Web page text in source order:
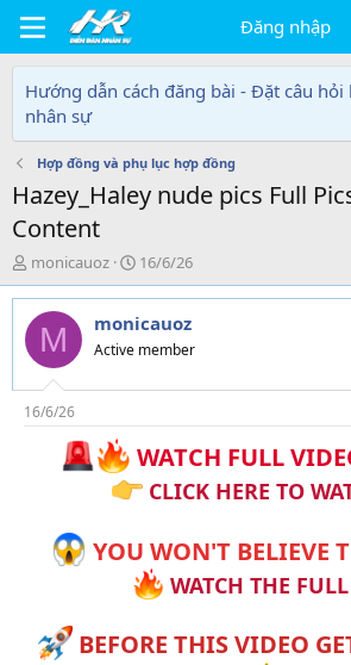
Đăng nhập
Hướng dẫn cách đăng bài - Đặt câu hỏi
nhân sự
Hợp đồng và phụ lục hợp đồng
Hazey_Haley nude pics Full
Content
T
h
r
e
d
s
t
a
monicauoz
N
g
à
y
g
i
16/6/26
M monicauoz
Active member
16/6/26
WATCH FULL
CLICK HERE TO
YOU WON'T BELIEVE
WATCH THE
BEFORE THIS VIDEO